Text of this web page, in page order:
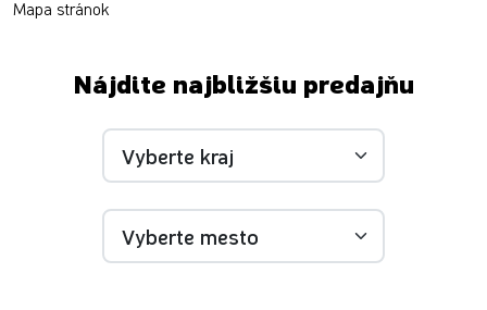
Mapa stránok
Nájdite najbližšiu predajňu